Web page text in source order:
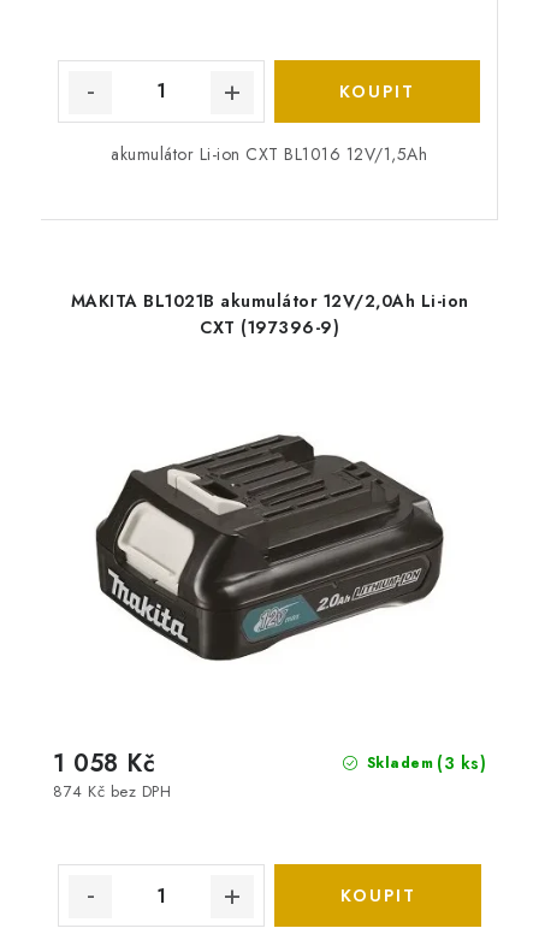
akumulátor Li-ion CXT BL1016 12V/1,5Ah
MAKITA BL1021B akumulátor 12V/2,0Ah Li-ion
CXT (197396-9)
Skladem (3 ks)
874 Kč bez DPH
1 058 Kč